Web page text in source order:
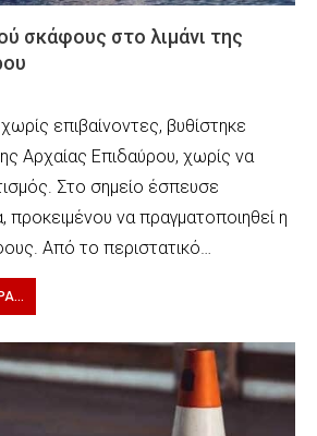
σκάφους στο λιμάνι της
επιβαίνοντες, βυθίστηκε
Αρχαίας Επιδαύρου, χωρίς να
Στο σημείο έσπευσε
να πραγματοποιηθεί η
Από το περιστατικό…